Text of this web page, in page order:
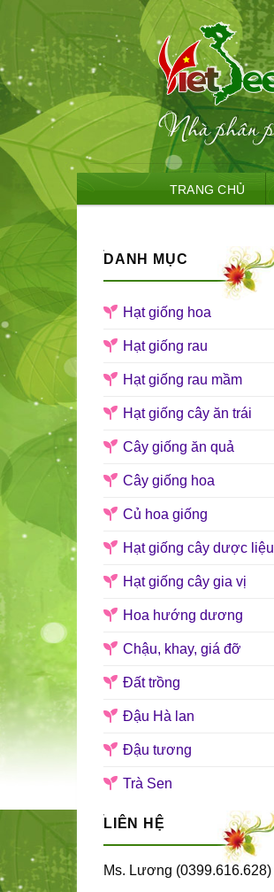
to
content
TRANG CHỦ
DANH MỤC
Hạt giống hoa
Hạt giống rau
Hạt giống rau mầm
Hạt giống cây ăn trái
Cây giống ăn quả
Cây giống hoa
Củ hoa giống
Hạt giống cây dược liệu
Hạt giống cây gia vị
Hoa hướng dương
Chậu, khay, giá đỡ
Đất trồng
Đậu Hà lan
Đậu tương
Trà Sen
LIÊN HỆ
Ms. Lương (0399.616.628)